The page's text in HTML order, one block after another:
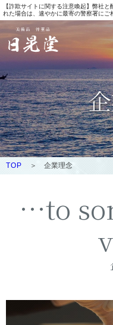
【詐欺サイトに関する注意喚起】弊社
れた場合は、速やかに最寄の警察署にご
TOP ＞ 企業理念
…to